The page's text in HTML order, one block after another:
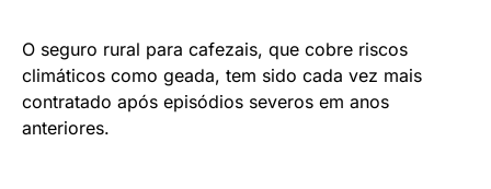
O seguro rural para cafezais, que cobre riscos
climáticos como geada, tem sido cada vez mais
contratado após episódios severos em anos
anteriores.